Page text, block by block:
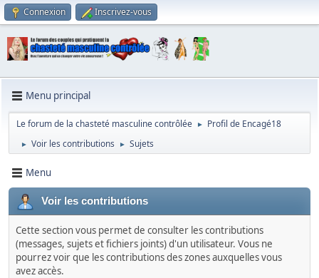
Connexion Inscrivez-vous
Menu principal
Le forum de la chasteté masculine contrôlée ► Profil de Encagé18
► Voir les contributions ► Sujets
Menu
Voir les contributions
Cette section vous permet de consulter les contributions
(messages, sujets et fichiers joints) d'un utilisateur. Vous ne
pourrez voir que les contributions des zones auxquelles vous
avez accès.